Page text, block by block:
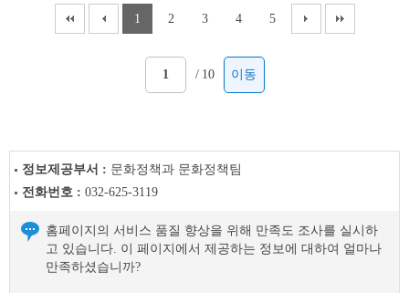
1 2 3 4 5
/ 10 이동
정보제공부서 : 문화정책과 문화정책팀
전화번호 : 032-625-3119
홈페이지의 서비스 품질 향상을 위해 만족도 조사를 실시하
고 있습니다. 이 페이지에서 제공하는 정보에 대하여 얼마나
만족하셨습니까?